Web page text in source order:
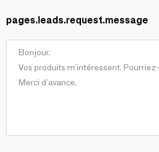
pages.leads.request.message